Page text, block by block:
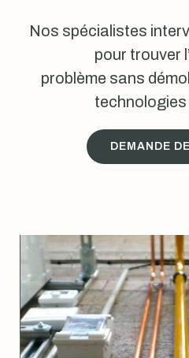
Nos spécialistes
pour trouver
problème sans
technologies
DEMANDE